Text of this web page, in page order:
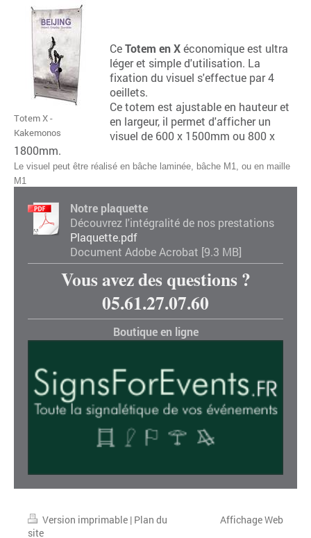
Totem X -
Kakemonos
CeTotem en Xéconomique est ultra
léger et simple d'utilisation. La
fixation du visuel s'effectue par 4
oeillets.
Ce totem est ajustable en hauteur et
en largeur, il permet d'afficher un
visuel de 600 x 1500mm ou 800 x
1800mm.
Le visuel peut être réalisé en bâche laminée, bâche M1, ou en maille
M1
Notre plaquette
Découvrez l'intégralité de nos prestations
Plaquette.pdf
Document Adobe Acrobat [9.3 MB]
Vous avez des questions ?
05.61.27.07.60
Boutique en ligne
Version imprimable | Plan du
site
Affichage Web